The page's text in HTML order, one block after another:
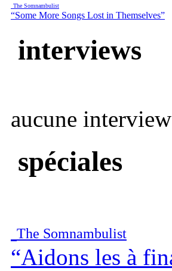
The Somnambulist
“Some More Songs Lost in Themselves”
interviews
aucune
spéciales
The Somnambulist
“Aidons les à